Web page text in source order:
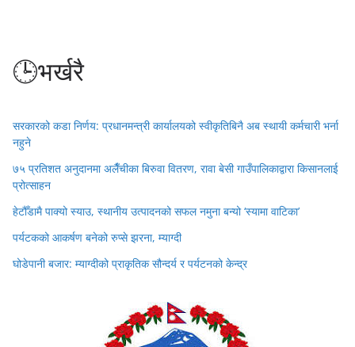
🕒भर्खरै
सरकारको कडा निर्णय: प्रधानमन्त्री कार्यालयको स्वीकृतिबिनै अब स्थायी कर्मचारी भर्ना
नहुने
७५ प्रतिशत अनुदानमा अलैँचीका बिरुवा वितरण, रावा बेसी गाउँपालिकाद्वारा किसानलाई
प्रोत्साहन
हेटौँडामै पाक्यो स्याउ, स्थानीय उत्पादनको सफल नमुना बन्यो ‘स्यामा वाटिका’
पर्यटकको आकर्षण बनेको रुप्से झरना, म्याग्दी
घोडेपानी बजार: म्याग्दीको प्राकृतिक सौन्दर्य र पर्यटनको केन्द्र